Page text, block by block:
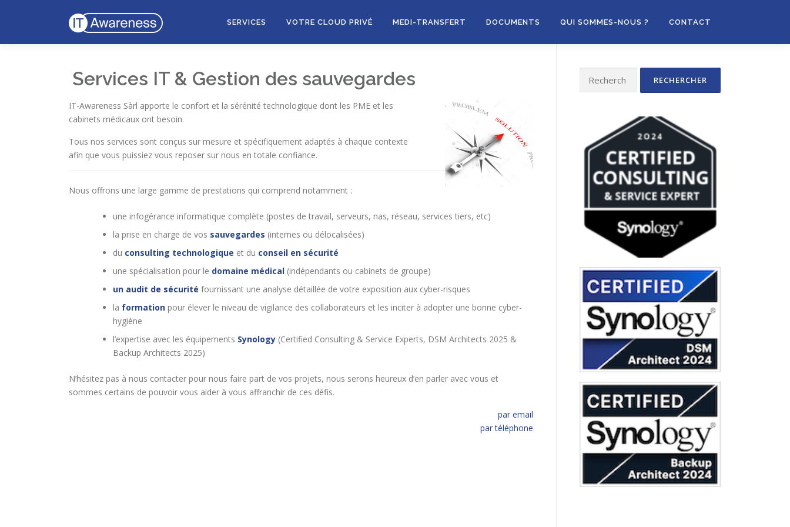
SERVICES VOTRE CLOUD PRIVÉ MEDI-TRANSFERT DOCUMENTS QUI SOMMES-NOUS ? CONTACT
Services IT & Gestion des sauvegardes
IT-Awareness Sàrl apporte le confort et la sérénité technologique dont les PME et les
cabinets médicaux ont besoin.
Tous nos services sont conçus sur mesure et spécifiquement adaptés à chaque contexte
afin que vous puissiez vous reposer sur nous en totale confiance.
Nous offrons une large gamme de prestations qui comprend notamment :
une infogérance informatique complète (postes de travail, serveurs, nas, réseau, services tiers, etc)
la prise en charge de vos sauvegardes (internes ou délocalisées)
du consulting technologique et du conseil en sécurité
une spécialisation pour le domaine médical (indépendants ou cabinets de groupe)
un audit de sécurité fournissant une analyse détaillée de votre exposition aux cyber-risques
la formation pour élever le niveau de vigilance des collaborateurs et les inciter à adopter une bonne cyber-
hygiène
l’expertise avec les équipements Synology (Certified Consulting & Service Experts, DSM Architects 2025 &
Backup Architects 2025)
N’hésitez pas à nous contacter pour nous faire part de vos projets, nous serons heureux d’en parler avec vous et
sommes certains de pouvoir vous aider à vous affranchir de ces défis.
par email
par téléphone